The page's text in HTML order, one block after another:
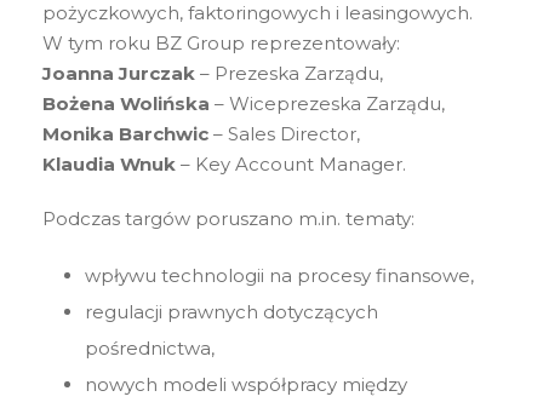
pożyczkowych, faktoringowych i leasingowych.
W tym roku BZ Group reprezentowały:
Joanna Jurczak – Prezeska Zarządu,
Bożena Wolińska – Wiceprezeska Zarządu,
Monika Barchwic – Sales Director,
Klaudia Wnuk – Key Account Manager.
Podczas targów poruszano m.in. tematy:
wpływu technologii na procesy finansowe,
regulacji prawnych dotyczących
pośrednictwa,
nowych modeli współpracy między